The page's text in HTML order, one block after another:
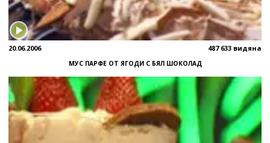
20.06.2006 487 633 видяна
МУС ПАРФЕ ОТ ЯГОДИ С БЯЛ ШОКОЛАД